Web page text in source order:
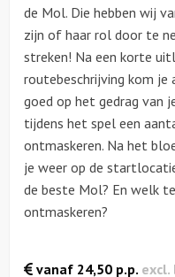
de Mol. Die hebben wij
zijn of haar rol door te
streken! Na een korte
routebeschrijving kom
goed op het gedrag van
tijdens het spel een
ontmaskeren. Na het
je weer op de
de beste Mol? En welk
ontmaskeren?
vanaf 24,50 p.p.